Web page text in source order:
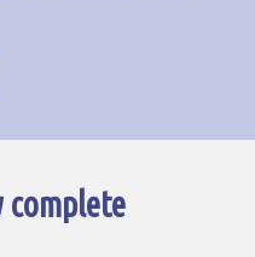
complete